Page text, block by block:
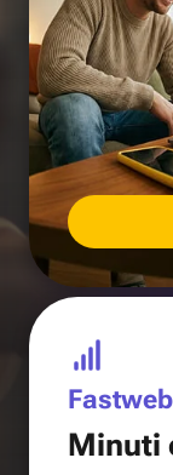
Minuti